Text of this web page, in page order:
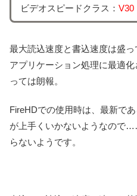
ビデオスピードクラス： V30
最大読込速度と書込速度は盛
アプリケーション処理に最適
っては朗報。
FireHDでの使用時は、最新で
が上手くいかないようなので
らないようです。